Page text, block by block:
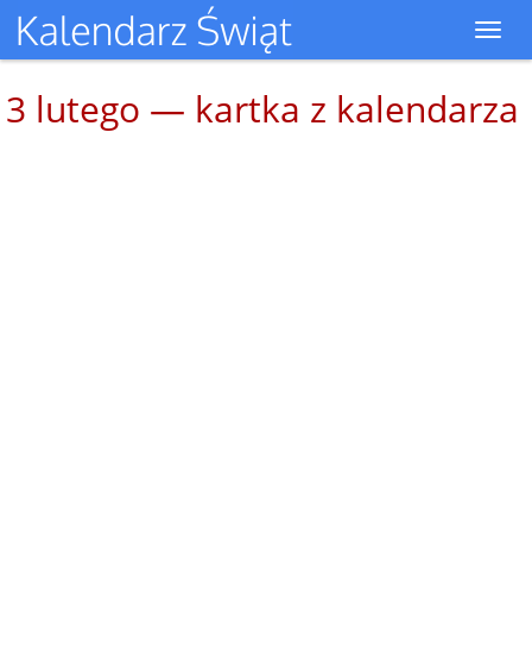
3 lutego — kartka z kalendarza